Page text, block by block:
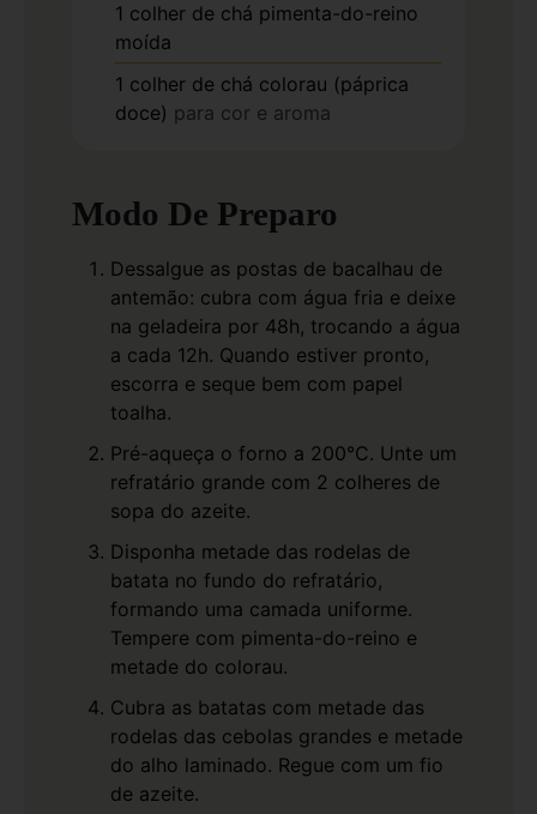
1 colher de chá pimenta-do-reino
moída
1 colher de chá colorau (páprica
doce) para cor e aroma
Modo De Preparo
Dessalgue as postas de bacalhau de
antemão: cubra com água fria e deixe
na geladeira por 48h, trocando a água
a cada 12h. Quando estiver pronto,
escorra e seque bem com papel
toalha.
Pré-aqueça o forno a 200°C. Unte um
refratário grande com 2 colheres de
sopa do azeite.
Disponha metade das rodelas de
batata no fundo do refratário,
formando uma camada uniforme.
Tempere com pimenta-do-reino e
metade do colorau.
Cubra as batatas com metade das
rodelas das cebolas grandes e metade
do alho laminado. Regue com um fio
de azeite.